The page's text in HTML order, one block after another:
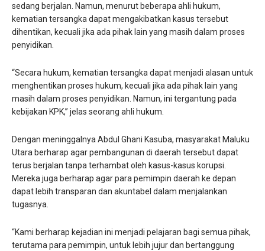
sedang berjalan. Namun, menurut beberapa ahli hukum,
kematian tersangka dapat mengakibatkan kasus tersebut
dihentikan, kecuali jika ada pihak lain yang masih dalam proses
penyidikan.
“Secara hukum, kematian tersangka dapat menjadi alasan untuk
menghentikan proses hukum, kecuali jika ada pihak lain yang
masih dalam proses penyidikan. Namun, ini tergantung pada
kebijakan KPK,” jelas seorang ahli hukum.
Dengan meninggalnya Abdul Ghani Kasuba, masyarakat Maluku
Utara berharap agar pembangunan di daerah tersebut dapat
terus berjalan tanpa terhambat oleh kasus-kasus korupsi.
Mereka juga berharap agar para pemimpin daerah ke depan
dapat lebih transparan dan akuntabel dalam menjalankan
tugasnya.
“Kami berharap kejadian ini menjadi pelajaran bagi semua pihak,
terutama para pemimpin, untuk lebih jujur dan bertanggung